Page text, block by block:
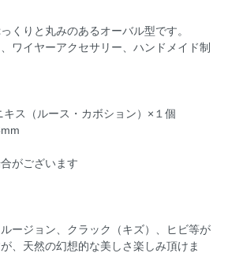
くりと丸みのあるオーバル型です。
ワイヤーアクセサリー、ハンドメイド制
ス（ルース・カボション）×１個
がございます
ージョン、クラック（キズ）、ヒビ等が
、天然の幻想的な美しさ楽しみ頂けま